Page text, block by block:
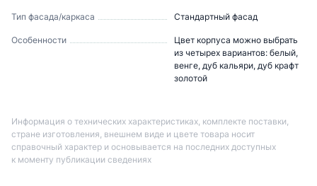
Тип фасада/каркаса Стандартный фасад
Особенности
Цвет корпуса можно выбрать
из четырех вариантов: белый,
венге, дуб кальяри, дуб крафт
золотой
Информация о технических характеристиках, комплекте поставки,
стране изготовления, внешнем виде и цвете товара носит
справочный характер и основывается на последних доступных
к моменту публикации сведениях